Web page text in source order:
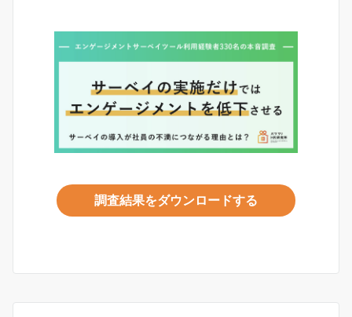
調査結果をダウンロードする